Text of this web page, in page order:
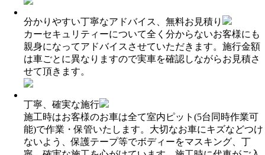
分かりやすい丁寧なアドバイス、無料お見積り
カーセキュリティーについて全く分からないお客様にも
親身になってアドバイスさせていただきます。施行金額
は車ごとに異なりますので実車を確認しながらお見積さ
せて頂きます。
丁寧、確実な施行
施工時はお客様のお車は全て室内ピット(5台同時作業可
能)で作業・保管いたします。大切なお車にキズなどつけ
ないよう、保護テープ等でボディーをマスキング、丁